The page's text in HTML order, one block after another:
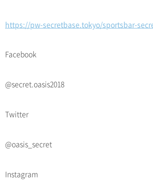
https://pw-secretbase.tokyo/sportsbar-
Facebook
@secret.oasis2018
Twitter
@oasis_secret
Instagram